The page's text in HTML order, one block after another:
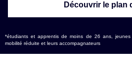
Découvrir le plan
*étudiants et apprentis de moins de 26 ans,
mobilité réduite et leurs accompagnateurs